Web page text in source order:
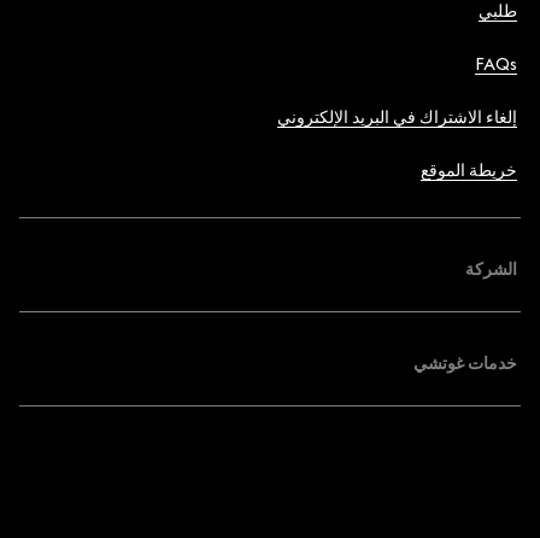
طلبي
FAQs
إلغاء الاشتراك في البريد الإلكتروني
خريطة الموقع
الشركة
خدمات غوتشي